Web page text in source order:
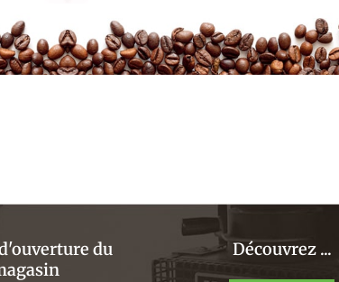
du
Découvrez ...